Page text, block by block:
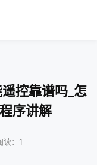
控靠谱吗_怎
序讲解
：1